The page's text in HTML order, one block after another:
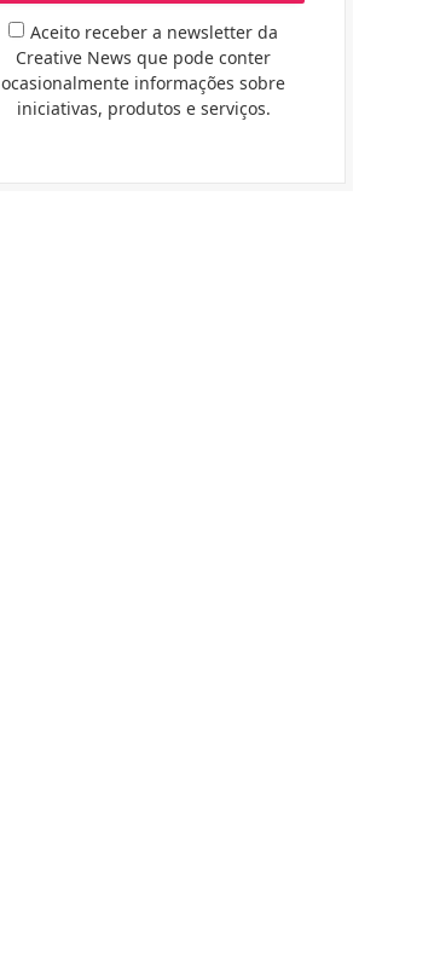
Aceito receber a newsletter da
Creative News que pode conter
ocasionalmente informações sobre
iniciativas, produtos e serviços.